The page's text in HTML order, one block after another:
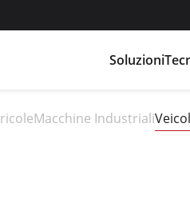
Soluzioni
Macchine Industriali